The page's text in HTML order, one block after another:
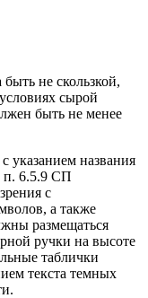
не скользкой,
сырой
быть не менее
указанием названия
п. 6.5.9 СП
с
а также
размещаться
ручки на высоте
таблички
текста темных